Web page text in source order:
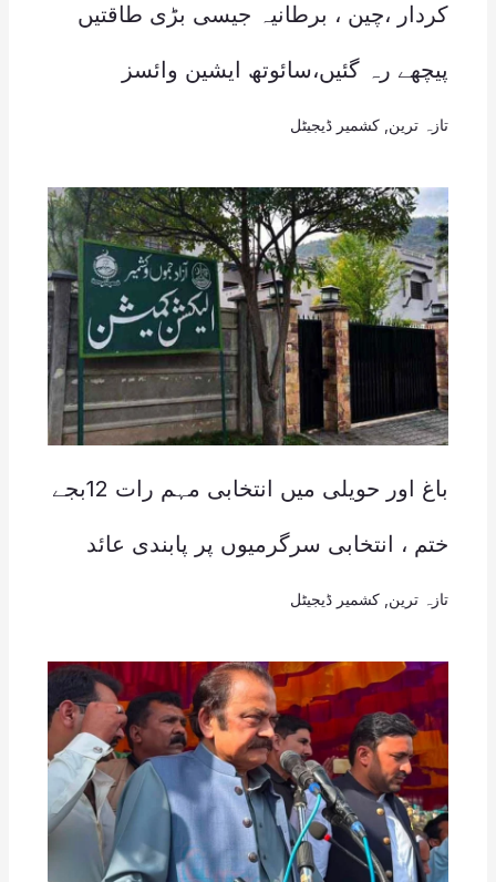
کردار ،چین ، برطانیہ جیسی بڑی طاقتیں
پیچھے رہ گئیں،سائوتھ ایشین وائسز
تازہ ترین کشمیر ڈیجیٹل
باغ اور حویلی میں انتخابی مہم رات 12بجے
ختم ، انتخابی سرگرمیوں پر پابندی عائد
تازہ ترین کشمیر ڈیجیٹل